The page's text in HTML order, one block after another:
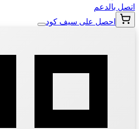
اتصل بالدعم
احصل على سيف كود